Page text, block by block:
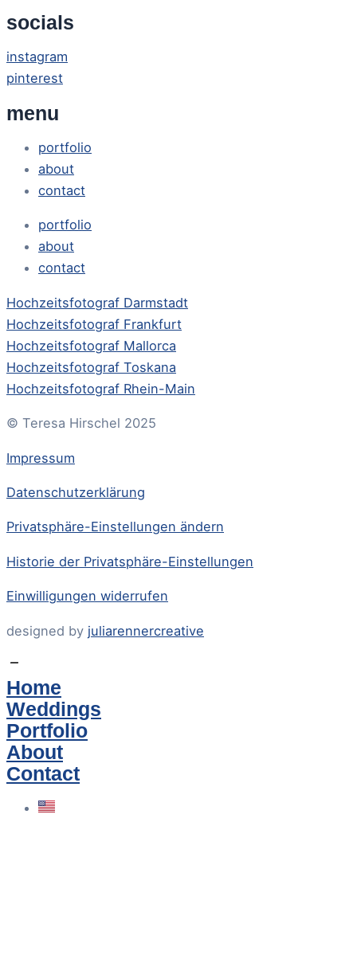
socials
instagram
pinterest
menu
portfolio
about
contact
portfolio
about
contact
Hochzeitsfotograf Darmstadt
Hochzeitsfotograf Frankfurt
Hochzeitsfotograf Mallorca
Hochzeitsfotograf Toskana
Hochzeitsfotograf Rhein-Main
© Teresa Hirschel 2025
Impressum
Datenschutzerklärung
Privatsphäre-Einstellungen ändern
Historie der Privatsphäre-Einstellungen
Einwilligungen widerrufen
designed by juliarennercreative
Home
Weddings
Portfolio
About
Contact